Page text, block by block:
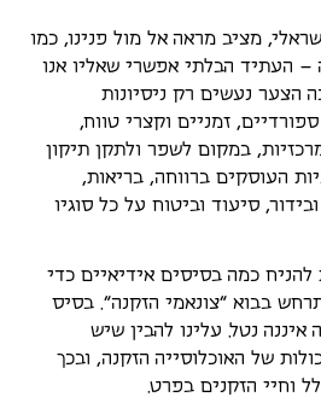
מציב מראה אל מול פנינו, כמו
– העתיד הבלתי אפשרי שאליו אנו
הצער נעשים רק ניסיונות
זמניים וקצרי טווח,
במקום לשפר ולתקן תיקון
העוסקים ברווחה, בריאות,
סיעוד וביטוח על כל סוגיו
כמה בסיסים אידיאיים כדי
בבוא "צונאמי הזקנה". בסיס
איננה נטל. עלינו להבין שיש
של האוכלוסייה הזקנה, ובכך
וחיי הזקנים בפרט.